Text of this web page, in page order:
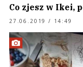
Co zjesz w Ikei,
27.06.2019 / 14:49